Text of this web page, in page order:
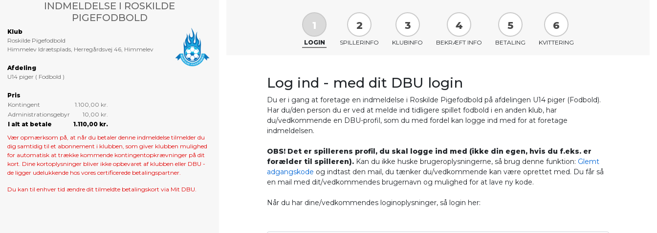
INDMELDELSE I ROSKILDE
PIGEFODBOLD
Klub
Roskilde Pigefodbold
Himmelev Idrætsplads, Herregårdsvej 46, Himmelev
Afdeling
U14 piger ( Fodbold )
Pris
Kontingent
1.100,00 kr.
Administrationsgebyr
10,00 kr.
I alt at betale
1.110,00 kr.
Vær opmærksom på, at når du betaler denne indmeldelse tilmelder du
dig samtidig til et abonnement i klubben, som giver klubben mulighed
for automatisk at trække kommende kontingentopkrævninger på dit
kort. Dine kortoplysninger bliver ikke opbevaret af klubben eller DBU -
de ligger udelukkende hos vores certificerede betalingspartner.
Du kan til enhver tid ændre dit tilmeldte betalingskort via Mit DBU.
1
LOGIN
2
SPILLERINFO
3
KLUBINFO
4
BEKRÆFT INFO
5
BETALING
6
KVITTERING
Log ind - med dit DBU login
Du er i gang at foretage en indmeldelse i Roskilde Pigefodbold på afdelingen U14 piger (Fodbold).
Har du/den person du er ved at melde ind tidligere spillet fodbold i en anden klub, har
du/vedkommende en DBU-profil, som du med fordel kan logge ind med for at foretage
indmeldelsen.
OBS! Det er spillerens profil, du skal logge ind med (ikke din egen, hvis du f.eks. er
forælder til spilleren). Kan du ikke huske brugeroplysningerne, så brug denne funktion: Glemt
adgangskode og indtast den mail, du tænker du/vedkommende kan være oprettet med. Du får så
en mail med dit/vedkommendes brugernavn og mulighed for at lave ny kode.
Når du har dine/vedkommendes loginoplysninger, så login her: